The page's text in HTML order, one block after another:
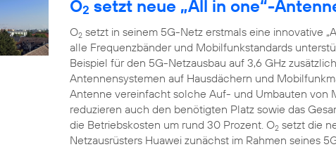
O2 setzt neue „All in one“-
O2 setzt in seinem 5G-Netz erstmals eine innovative
alle Frequenzbänder und Mobilfunkstandards
Beispiel für den 5G-Netzausbau auf 3,6 GHz
Antennensystemen auf Hausdächern und
Antenne vereinfacht solche Auf- und Umbauten von
reduzieren auch den benötigten Platz sowie das
die Betriebskosten um rund 30 Prozent. O2 setzt die
Netzausrüsters Huawei zunächst im Rahmen seines